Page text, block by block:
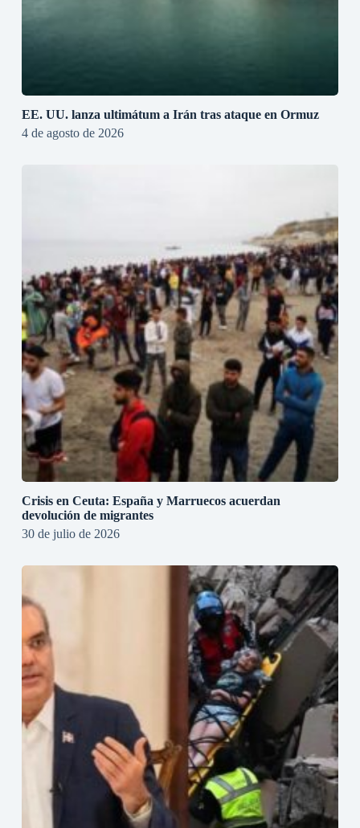
EE. UU. lanza ultimátum a Irán tras ataque en Ormuz
4 de agosto de 2026
Crisis en Ceuta: España y Marruecos acuerdan
devolución de migrantes
30 de julio de 2026